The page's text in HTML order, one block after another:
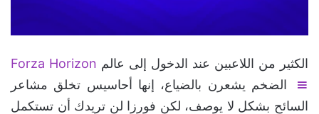
الكثير من اللاعبين عند الدخول إلى عالم Forza Horizon
الضخم يشعرن بالضياع، إنها أحاسيس تخلق مشاعر
السائح بشكل لا يوصف، لكن فورزا لن تريدك أن تستكمل